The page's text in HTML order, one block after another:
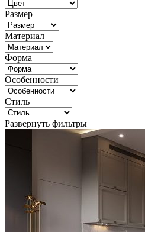
Размер
Материал
Форма
Особенности
Стиль
Развернуть фильтры